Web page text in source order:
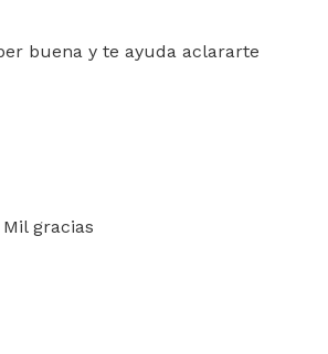
buena y te ayuda aclararte
gracias